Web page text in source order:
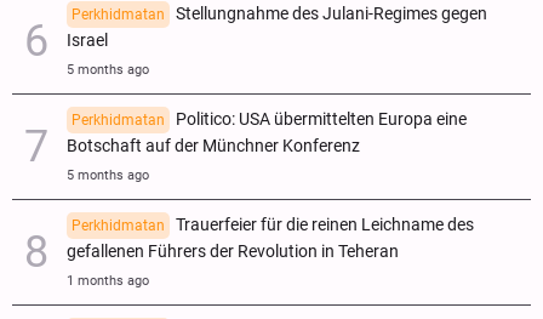
Perkhidmatan
Stellungnahme des Julani-Regimes gegen
Israel
5 months ago
Perkhidmatan
Politico: USA übermittelten Europa eine
Botschaft auf der Münchner Konferenz
5 months ago
Perkhidmatan
Trauerfeier für die reinen Leichname des
gefallenen Führers der Revolution in Teheran
1 months ago